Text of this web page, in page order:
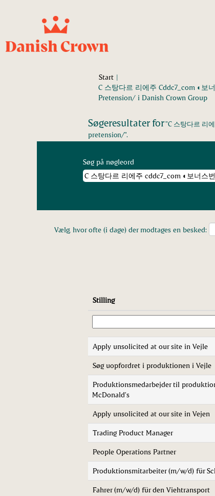
Start |
C 스탕다르 리에주 Cddc7_com ◐
Pretension/ i Danish Crown Group
Søgeresultater for"C 스탕다르 리
pretension/".
Søg på nøgleord
Vælg, hvor ofte (i dage) der modtages en besked:
Stilling
Apply unsolicited at our site in Vejle
Søg uopfordret i produktionen i Vejle
Produktionsmedarbejder til
McDonald's
Apply unsolicited at our site in Vejen
Trading Product Manager
People Operations Partner
Produktionsmitarbeiter (m/w/d) für
Fahrer (m/w/d) für den Viehtransport